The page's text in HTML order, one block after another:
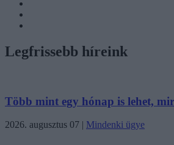
Legfrissebb híreink
Több mint egy hónap is lehet,
2026. augusztus 07 | Mindenki ügye